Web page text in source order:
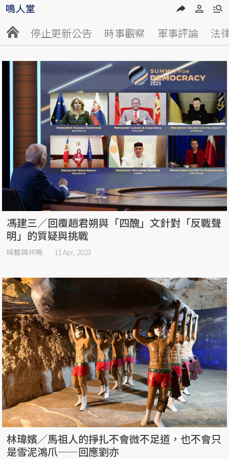
停止更新公告 時事觀察 軍事評論 法
馮建三／回覆趙君朔與「四醜」文針對「反戰聲
明」的質疑與挑戰
噪聲與共鳴 11 Apr, 2023
林瑋嬪／馬祖人的掙扎不會微不足道，也不會只
是雪泥鴻爪——回應劉亦